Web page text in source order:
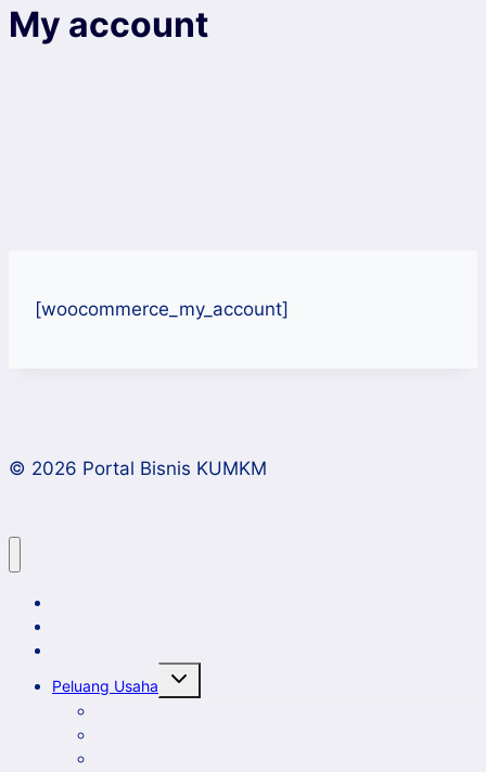
My account
[woocommerce_my_account]
© 2026 Portal Bisnis KUMKM
Peluang Usaha
Toggle